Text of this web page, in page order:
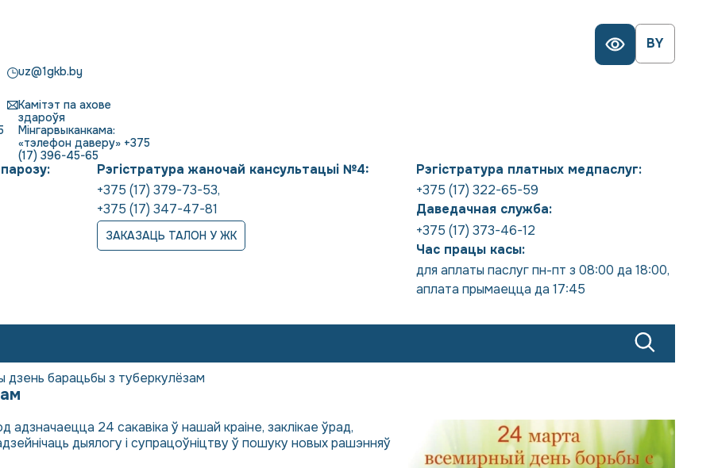
BY
uz@1gkb.by
Камітэт па ахове
здароўя
Мінгарвыканкама:
«тэлефон даверу» +375
(17) 396-45-65
Рэгістратура жаночай кансультацыі №4:
+375 (17) 379-73-53,
+375 (17) 347-47-81
ЗАКАЗАЦЬ ТАЛОН У ЖК
Рэгістратура платных медпаслуг:
+375 (17) 322-65-59
Даведачная служба:
+375 (17) 373-46-12
Час працы касы:
для аплаты паслуг пн-пт з 08:00 да 18:00,
аплата прымаецца да 17:45
дзень барацьбы з туберкулёзам
24 сакавіка ў нашай краіне, заклікае ўрад,
дыялогу і супрацоўніцтву ў пошуку новых рашэнняў